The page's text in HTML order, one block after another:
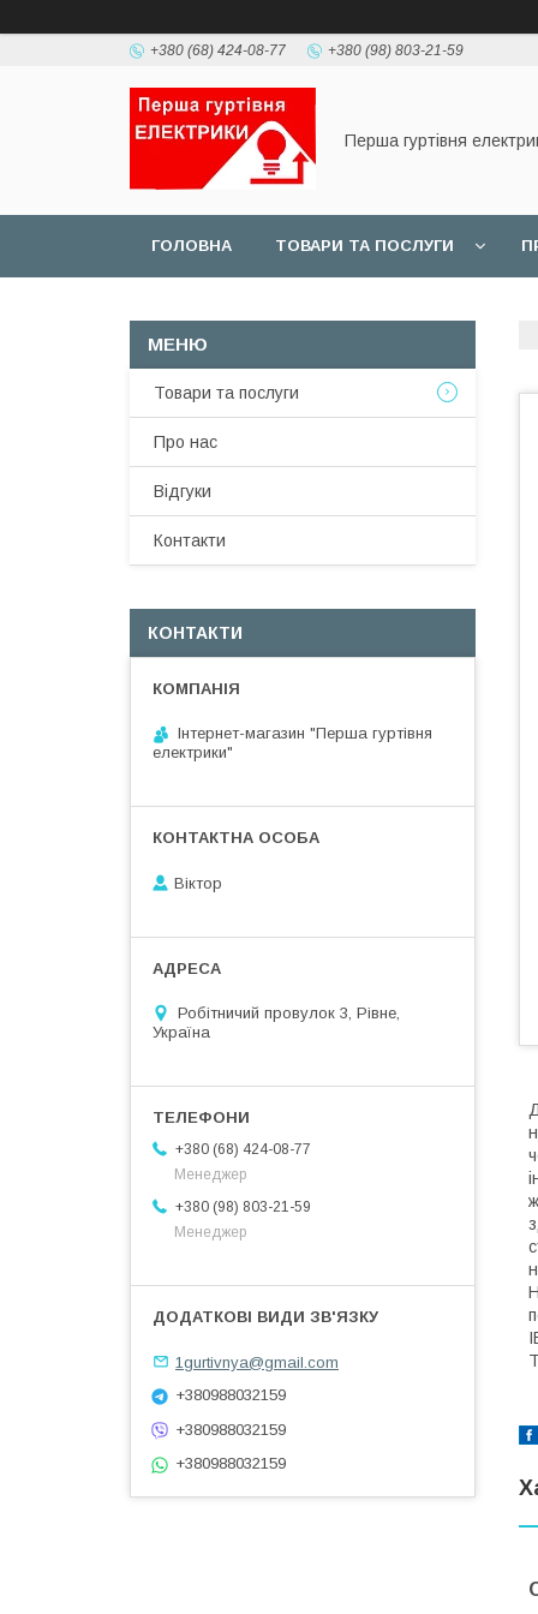
+380 (68) 424-08-77 +380 (98) 803-21-59
Перша гуртівня
ГОЛОВНА ТОВАРИ ТА ПОСЛУГИ
Товари та послуги
Про нас
Відгуки
Контакти
КОНТАКТИ
Інтернет-магазин "Перша гуртівня
електрики"
Віктор
Робітничий провулок 3, Рівне,
Україна
+380 (68) 424-08-77
Менеджер
+380 (98) 803-21-59
Менеджер
1gurtivnya@gmail.com
+380988032159
+380988032159
+380988032159